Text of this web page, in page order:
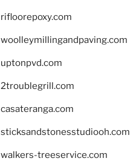
rifloorepoxy.com
woolleymillingandpaving.com
uptonpvd.com
2troublegrill.com
casateranga.com
sticksandstonesstudiooh.com
walkers-treeservice.com